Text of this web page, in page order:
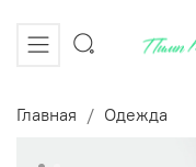
Главная Одежда